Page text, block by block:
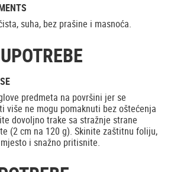
suha, bez prašine i masnoća.
predmeta na površini jer se
više ne mogu pomaknuti bez oštećenja
dovoljno trake sa stražnje strane
(2 cm na 120 g). Skinite zaštitnu foliju,
i snažno pritisnite.